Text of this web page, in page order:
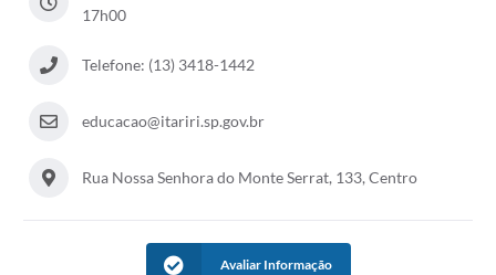
17h00
Telefone: (13) 3418-1442
educacao@itariri.sp.gov.br
Rua Nossa Senhora do Monte Serrat, 133, Centro
Avaliar Informação